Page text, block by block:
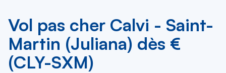
Vol pas cher Calvi - Saint-
Martin (Juliana) dès €
(CLY-SXM)